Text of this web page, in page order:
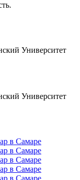
Университет
Университет
в Самаре
в Самаре
в Самаре
в Самаре